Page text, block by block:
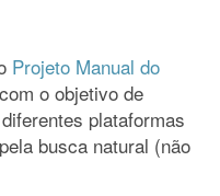
Projeto Manual do
o objetivo de
plataformas
busca natural (não